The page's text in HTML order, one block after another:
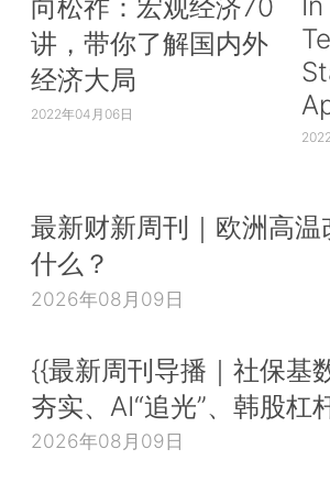
讲，带你了解国内外
经济大局
2022年04月06日
最新财新周刊｜欧洲高温
什么？
2026年08月09日
{{最新周刊导播｜社保基
夯实、AI“追光”、韩股杠
2026年08月09日